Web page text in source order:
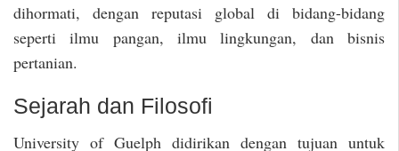
dihormati, dengan reputasi global di bidang-bidang
seperti ilmu pangan, ilmu lingkungan, dan bisnis
pertanian.
Sejarah dan Filosofi
University of Guelph didirikan dengan tujuan untuk